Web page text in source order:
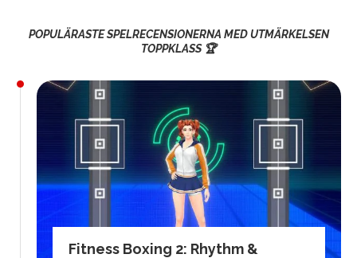
POPULÄRASTE SPELRECENSIONERNA MED UTMÄRKELSEN
TOPPKLASS 🏆
Fitness Boxing 2: Rhythm &